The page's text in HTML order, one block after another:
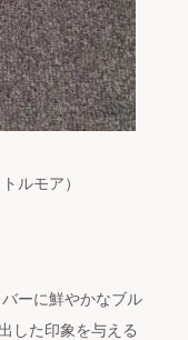
ルモア）
ーに鮮やかなブル
した印象を与える